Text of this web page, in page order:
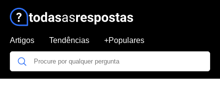
Artigos Tendências +Populares